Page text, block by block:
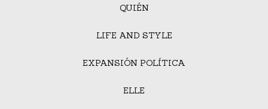
QUIÉN
LIFE AND STYLE
EXPANSIÓN POLÍTICA
ELLE